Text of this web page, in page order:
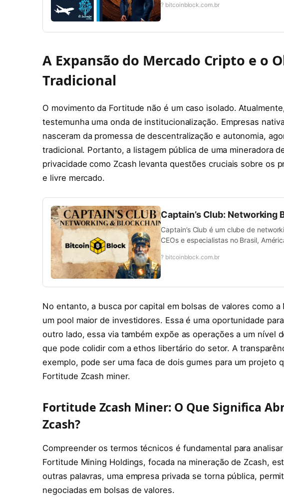
? bitcoinblock.com.br
A Expansão do Mercado Cripto e o
Tradicional
O movimento da Fortitude não é um caso isolado.
testemunha uma onda de institucionalização. Empresas
nasceram da promessa de descentralização e autonomia,
tradicional. Portanto, a listagem pública de uma mineradora
privacidade como Zcash levanta questões cruciais sobre os
e livre mercado.
Captain’s Club: Networking
Captain’s Club é um clube de
CEOs e especialistas no Brasil,
? bitcoinblock.com.br
No entanto, a busca por capital em bolsas de valores como
um pool maior de investidores. Essa é uma oportunidade
outro lado, essa via também expõe as operações a um nível
que pode colidir com a ethos libertário do setor. A
exemplo, pode ser uma faca de dois gumes para um projeto
Fortitude Zcash miner.
Fortitude Zcash Miner: O Que Significa
Zcash?
Compreender os termos técnicos é fundamental para
Fortitude Mining Holdings, focada na mineração de Zcash,
outras palavras, uma empresa privada se torna pública,
negociadas em bolsas de valores.